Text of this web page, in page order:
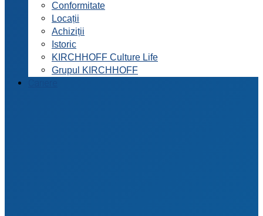
Conformitate
Locații
Achiziții
Istoric
KIRCHHOFF Culture Life
Grupul KIRCHHOFF